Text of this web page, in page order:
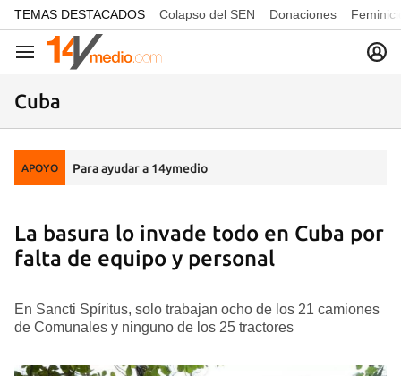
common.go-to-content
TEMAS DESTACADOS Colapso del SEN Donaciones
Navegación
Cuba
APOYO Para ayudar a 14ymedio
La basura lo invade todo en Cuba por
falta de equipo y personal
En Sancti Spíritus, solo trabajan ocho de los 21 camiones
de Comunales y ninguno de los 25 tractores